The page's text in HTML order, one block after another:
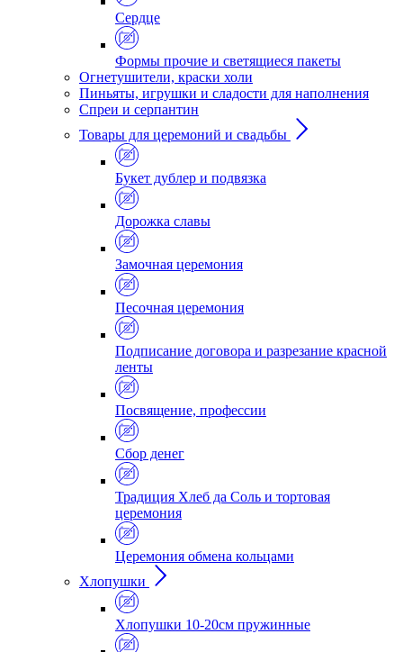
Сердце
Формы прочие и светящиеся пакеты
Огнетушители, краски холи
Пиньяты, игрушки и сладости для наполнения
Спреи и серпантин
Товары для церемоний и свадьбы
Букет дублер и подвязка
Дорожка славы
Замочная церемония
Песочная церемония
Подписание договора и разрезание красной
ленты
Посвящение, профессии
Сбор денег
Традиция Хлеб да Соль и тортовая
церемония
Церемония обмена кольцами
Хлопушки
Хлопушки 10-20см пружинные